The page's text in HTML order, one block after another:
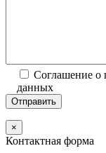
Соглашение о
данных
×
Контактная форма